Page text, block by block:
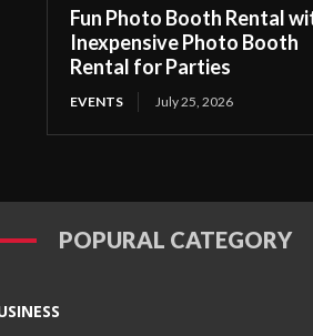
Fun Photo Booth Rental
Inexpensive Photo Booth
Rental for Parties
EVENTS July 25, 2026
POPURAL CATEGORY